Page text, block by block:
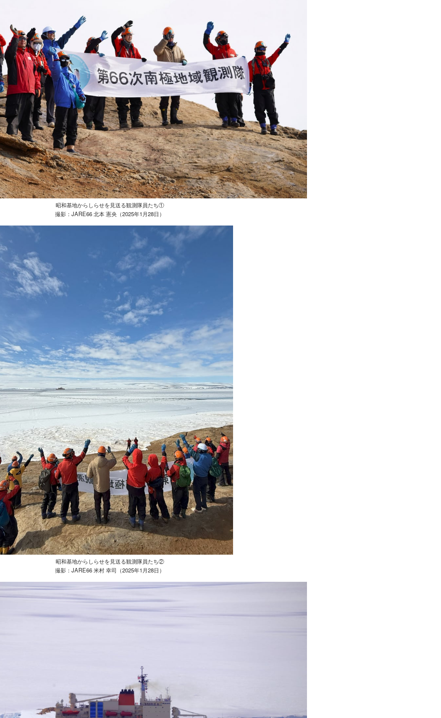
昭和基地からしらせを見送る観測隊員たち①
撮影：JARE66 北本 憲央（2025年1月28日）
昭和基地からしらせを見送る観測隊員たち②
撮影：JARE66 米村 幸司（2025年1月28日）